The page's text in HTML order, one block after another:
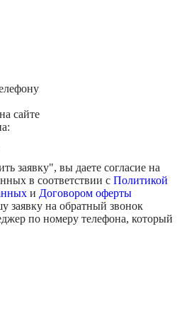
сайте
заявку", вы даете согласие на
в соответствии с Политикой
и Договором оферты
на обратный звонок
по номеру телефона, который